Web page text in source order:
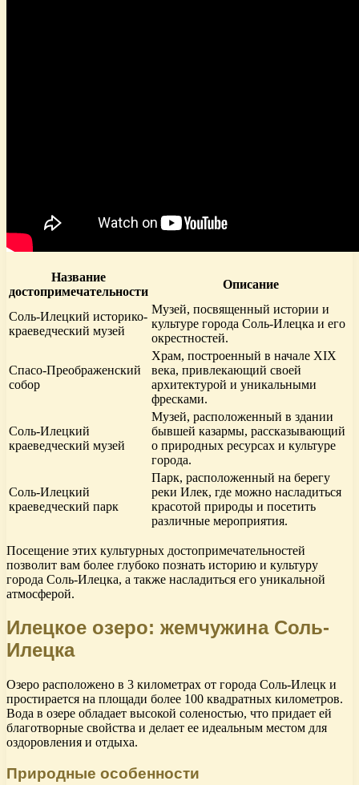
Название
достопримечательности
Описание
Соль-Илецкий историко-
краеведческий музей
Музей, посвященный истории и
культуре города Соль-Илецка и его
окрестностей.
Спасо-Преображенский
собор
Храм, построенный в начале XIX
века, привлекающий своей
архитектурой и уникальными
фресками.
Соль-Илецкий
краеведческий музей
Музей, расположенный в здании
бывшей казармы, рассказывающий
о природных ресурсах и культуре
города.
Соль-Илецкий
краеведческий парк
Парк, расположенный на берегу
реки Илек, где можно насладиться
красотой природы и посетить
различные мероприятия.
Посещение этих культурных достопримечательностей
позволит вам более глубоко познать историю и культуру
города Соль-Илецка, а также насладиться его уникальной
атмосферой.
Илецкое озеро: жемчужина Соль-
Илецка
Озеро расположено в 3 километрах от города Соль-Илецк и
простирается на площади более 100 квадратных километров.
Вода в озере обладает высокой соленостью, что придает ей
благотворные свойства и делает ее идеальным местом для
оздоровления и отдыха.
Природные особенности